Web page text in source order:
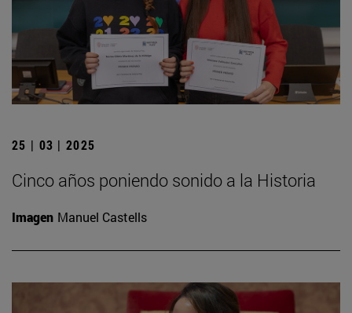
25 | 03 | 2025
Cinco años poniendo sonido a la Historia
Imagen Manuel Castells